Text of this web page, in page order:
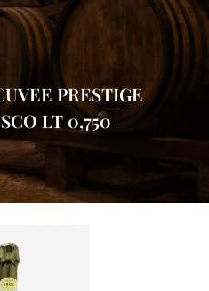
PRESTIGE
LT 0,750